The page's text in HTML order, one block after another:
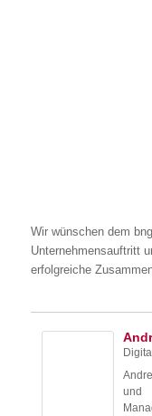
Wir wünschen dem
Unternehmensauftritt
erfolgreiche
und